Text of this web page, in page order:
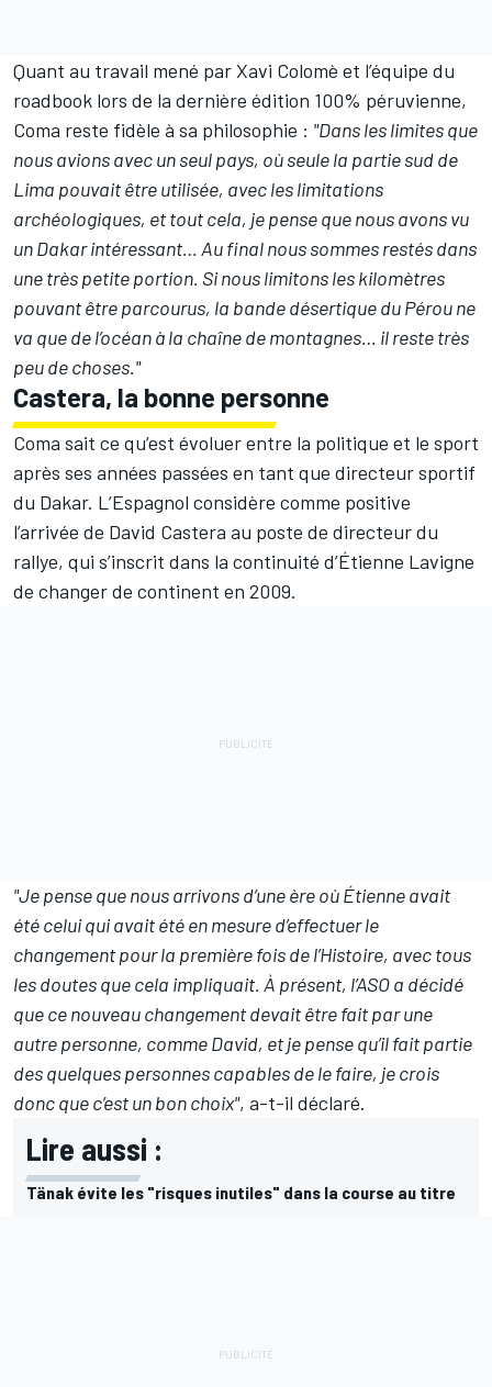
Quant au travail mené par Xavi Colomè et l’équipe du
roadbook lors de la dernière édition 100% péruvienne,
Coma reste fidèle à sa philosophie : "Dans les limites que
nous avions avec un seul pays, où seule la partie sud de
Lima pouvait être utilisée, avec les limitations
archéologiques, et tout cela, je pense que nous avons vu
un Dakar intéressant… Au final nous sommes restés dans
une très petite portion. Si nous limitons les kilomètres
pouvant être parcourus, la bande désertique du Pérou ne
va que de l’océan à la chaîne de montagnes… il reste très
peu de choses."
Castera, la bonne personne
Coma sait ce qu’est évoluer entre la politique et le sport
après ses années passées en tant que directeur sportif
du Dakar. L’Espagnol considère comme positive
l’arrivée de David Castera au poste de directeur du
rallye, qui s’inscrit dans la continuité d’Étienne Lavigne
de changer de continent en 2009.
"Je pense que nous arrivons d’une ère où Étienne avait
été celui qui avait été en mesure d’effectuer le
changement pour la première fois de l’Histoire, avec tous
les doutes que cela impliquait. À présent, l’ASO a décidé
que ce nouveau changement devait être fait par une
autre personne, comme David, et je pense qu’il fait partie
des quelques personnes capables de le faire, je crois
donc que c’est un bon choix", a-t-il déclaré.
Lire aussi :
Tänak évite les "risques inutiles" dans la course au titre